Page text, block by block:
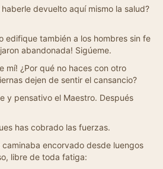
devuelto aquí mismo la salud?
edifique también a los hombres sin fe
abandonada! Sigúeme.
mí! ¿Por qué no haces con otro
dejen de sentir el cansancio?
y pensativo el Maestro. Después
has cobrado las fuerzas.
encorvado desde luengos
libre de toda fatiga: